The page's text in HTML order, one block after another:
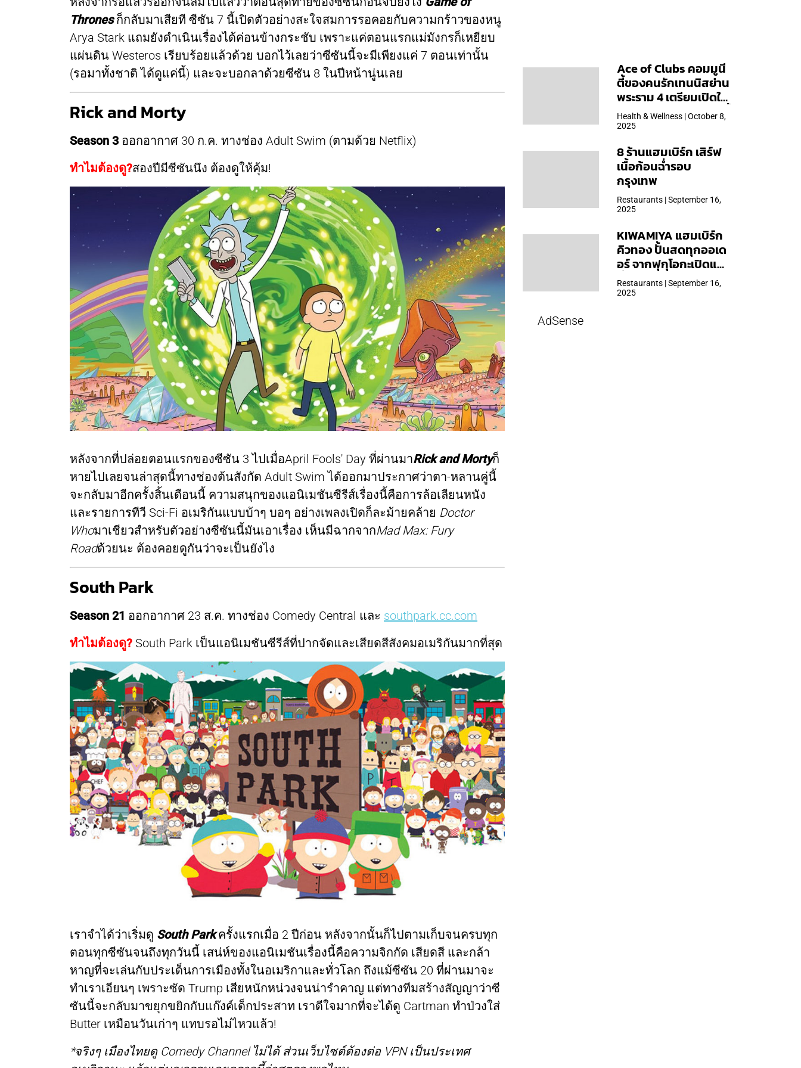
Thrones ก็กลับมาเสียที ซีซัน 7 นี้เปิดตัวอย่างสะใจสมการรอคอยกับความกร้าวของหนู
Arya Stark แถมยังดำเนินเรื่องได้ค่อนข้างกระชับ เพราะแค่ตอนแรกแม่มังกรก็เหยียบ
แผ่นดิน Westeros เรียบร้อยแล้วด้วย บอกไว้เลยว่าซีซันนี้จะมีเพียงแค่ 7 ตอนเท่านั้น
(รอมาทั้งชาติ ได้ดูแค่นี้) และจะบอกลาด้วยซีซัน 8 ในปีหน้านู่นเลย
Rick and Morty
Season 3 ออกอากาศ 30 ก.ค. ทางช่อง Adult Swim (ตามด้วย Netflix)
ทำไมต้องดู?สองปีมีซีซันนึง ต้องดูให้คุ้ม!
หลังจากที่ปล่อยตอนแรกของซีซัน 3 ไปเมื่อApril Fools' Day ที่ผ่านมาRick and Mortyก็
หายไปเลยจนล่าสุดนี้ทางช่องต้นสังกัด Adult Swim ได้ออกมาประกาศว่าตา-หลานคู่นี้
จะกลับมาอีกครั้งสิ้นเดือนนี้ ความสนุกของแอนิเมชันซีรีส์เรื่องนี้คือการล้อเลียนหนัง
และรายการทีวี Sci-Fi อเมริกันแบบบ้าๆ บอๆ อย่างเพลงเปิดก็ละม้ายคล้าย Doctor
Whoมาเชียวสำหรับตัวอย่างซีซันนี้มันเอาเรื่อง เห็นมีฉากจากMad Max: Fury
Roadด้วยนะ ต้องคอยดูกันว่าจะเป็นยังไง
South Park
Season 21 ออกอากาศ 23 ส.ค. ทางช่อง Comedy Central และ southpark.cc.com
ทำไมต้องดู? South Park เป็นแอนิเมชันซีรีส์ที่ปากจัดและเสียดสีสังคมอเมริกันมากที่สุด
เราจำได้ว่าเริ่มดู South Park ครั้งแรกเมื่อ 2 ปีก่อน หลังจากนั้นก็ไปตามเก็บจนครบทุก
ตอนทุกซีซันจนถึงทุกวันนี้ เสน่ห์ของแอนิเมชันเรื่องนี้คือความจิกกัด เสียดสี และกล้า
หาญที่จะเล่นกับประเด็นการเมืองทั้งในอเมริกาและทั่วโลก ถึงแม้ซีซัน 20 ที่ผ่านมาจะ
ทำเราเอียนๆ เพราะซัด Trump เสียหนักหน่วงจนน่ารำคาญ แต่ทางทีมสร้างสัญญาว่าซี
ซันนี้จะกลับมาขยุกขยิกกับแก๊งค์เด็กประสาท เราดีใจมากที่จะได้ดู Cartman ทำป่วงใส่
Butter เหมือนวันเก่าๆ แทบรอไม่ไหวแล้ว!
*จริงๆ เมืองไทยดู Comedy Channel ไม่ได้ ส่วนเว็บไซต์ต้องต่อ VPN เป็นประเทศ
Ace of Clubs คอมมูนี
ตี้ของคนรักเทนนิสย่าน
พระราม 4 เตรียมเปิดให้
บริการวันแรก 19 ต.ค. นี้
Health & Wellness | October 8,
2025
8 ร้านแฮมเบิร์ก เสิร์ฟ
เนื้อก้อนฉ่ำรอบ
กรุงเทพ
Restaurants | September 16,
2025
KIWAMIYA แฮมเบิร์ก
คิวทอง ปั้นสดทุกออเด
อร์ จากฟุกุโอกะเปิดแล้ว
ที่ Central Park
Restaurants | September 16,
2025
AdSense